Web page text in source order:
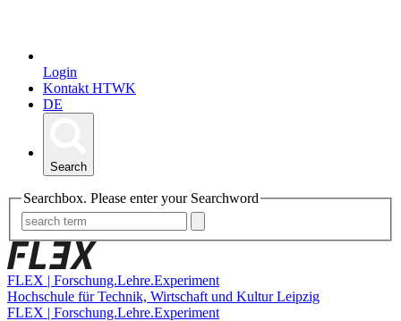
Login
Kontakt HTWK
DE
Search
Searchbox. Please enter your Searchword
FLEX | Forschung.Lehre.Experiment
Hochschule für Technik, Wirtschaft und Kultur Leipzig
FLEX | Forschung.Lehre.Experiment